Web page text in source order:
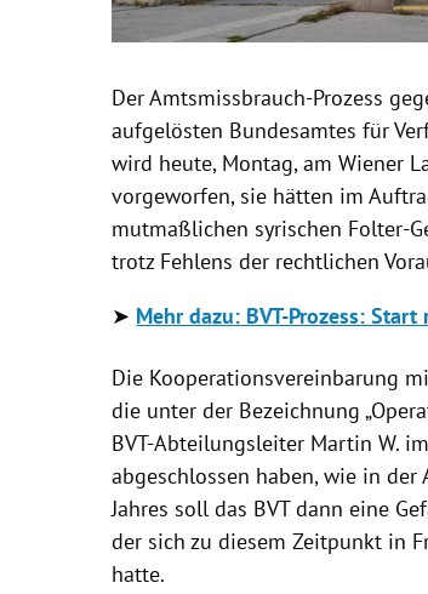
Der Amtsmissbrauch-Prozess
aufgelösten Bundesamtes für
wird heute, Montag, am Wiener
vorgeworfen, sie hätten im
mutmaßlichen syrischen Folter-
trotz Fehlens der rechtlichen
➤ Mehr dazu: BVT-Prozess:
Die Kooperationsvereinbarung
die unter der Bezeichnung
BVT-Abteilungsleiter Martin W.
abgeschlossen haben, wie in
Jahres soll das BVT dann eine
der sich zu diesem Zeitpunkt in
hatte.